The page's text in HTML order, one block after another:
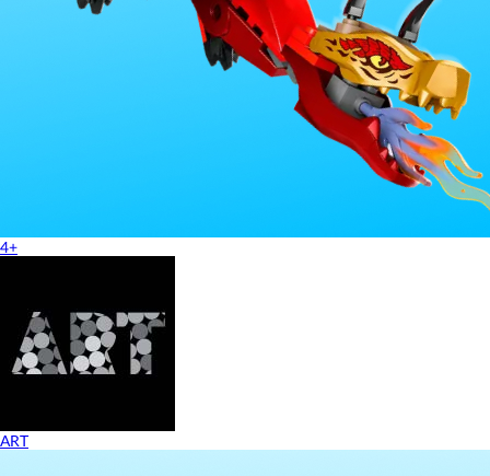
4+
ART